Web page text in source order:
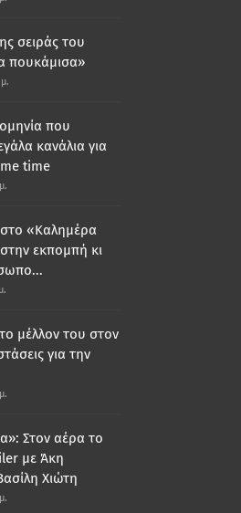
σειράς του
πουκάμισα»
που
κανάλια για
time
«Καλημέρα
εκπομπή κι
μέλλον του στον
για την
Στον αέρα το
με Άκη
Χιώτη